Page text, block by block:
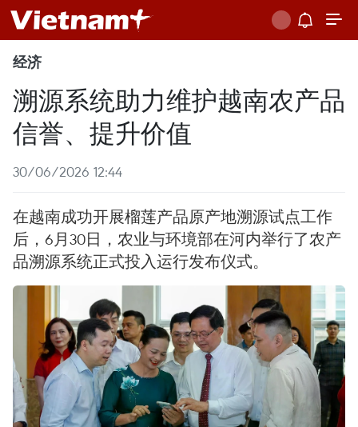
经济
溯源系统助力维护越南农产品
信誉、提升价值
30/06/2026 12:44
在越南成功开展榴莲产品原产地溯源试点工作
后，6月30日，农业与环境部在河内举行了农产
品溯源系统正式投入运行发布仪式。